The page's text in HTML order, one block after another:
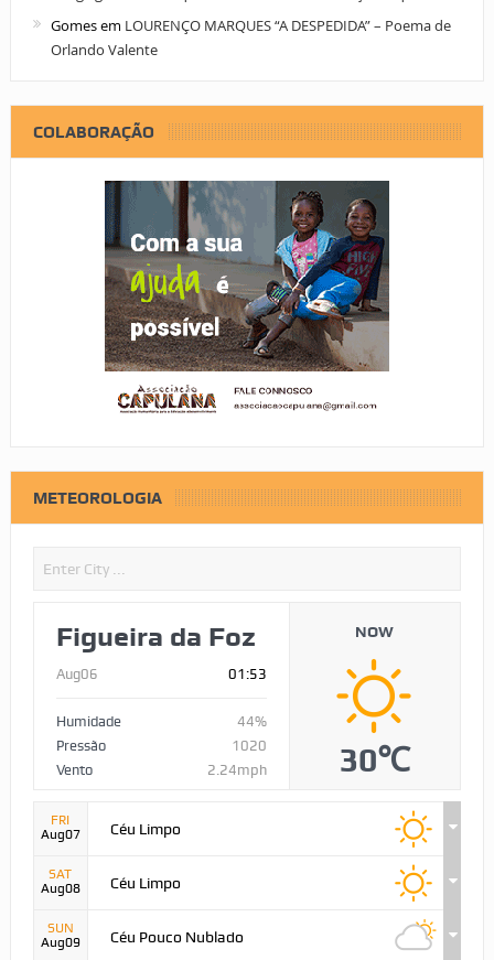
Gomesem LOURENÇO MARQUES “A DESPEDIDA” – Poema de
Orlando Valente
COLABORAÇÃO
METEOROLOGIA
Figueira da Foz
Aug06 01:53
Humidade
44%
Pressão
1020
Vento
2.24mph
NOW
30℃
FRI
Aug07
Céu Limpo
SAT
Aug08
Céu Limpo
SUN
Aug09
Céu Pouco Nublado